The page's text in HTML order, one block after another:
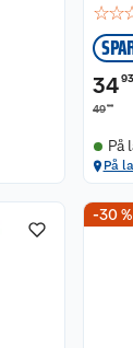
☆☆
3493
4990
På
På
-30 %